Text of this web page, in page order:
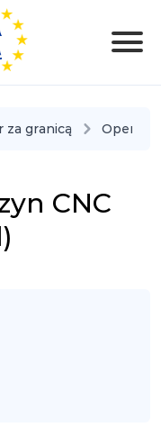
za granicą
CNC